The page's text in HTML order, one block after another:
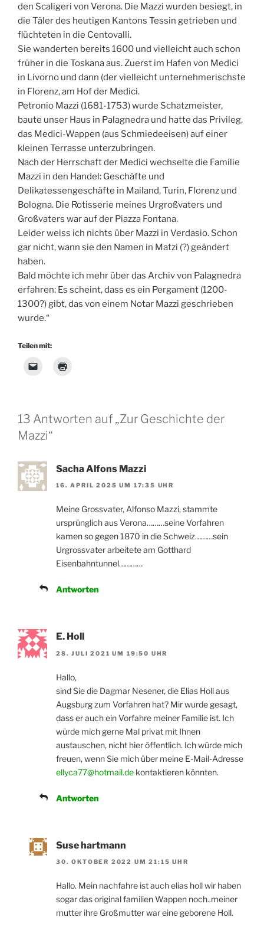
den Scaligeri von Verona. Die Mazzi wurden besiegt, in
die Täler des heutigen Kantons Tessin getrieben und
flüchteten in die Centovalli.
Sie wanderten bereits 1600 und vielleicht auch schon
früher in die Toskana aus. Zuerst im Hafen von Medici
in Livorno und dann (der vielleicht unternehmerischste
in Florenz, am Hof der Medici.
Petronio Mazzi (1681-1753) wurde Schatzmeister,
baute unser Haus in Palagnedra und hatte das Privileg,
das Medici-Wappen (aus Schmiedeeisen) auf einer
kleinen Terrasse unterzubringen.
Nach der Herrschaft der Medici wechselte die Familie
Mazzi in den Handel: Geschäfte und
Delikatessengeschäfte in Mailand, Turin, Florenz und
Bologna. Die Rotisserie meines Urgroßvaters und
Großvaters war auf der Piazza Fontana.
Leider weiss ich nichts über Mazzi in Verdasio. Schon
gar nicht, wann sie den Namen in Matzi (?) geändert
haben.
Bald möchte ich mehr über das Archiv von Palagnedra
erfahren: Es scheint, dass es ein Pergament (1200-
1300?) gibt, das von einem Notar Mazzi geschrieben
wurde.“
Teilen mit:
13 Antworten auf „Zur Geschichte der
Mazzi“
Sacha Alfons Mazzi
16. APRIL 2025 UM 17:35 UHR
Meine Grossvater, Alfonso Mazzi, stammte
ursprünglich aus Verona………seine Vorfahren
kamen so gegen 1870 in die Schweiz………sein
Urgrossvater arbeitete am Gotthard
Eisenbahntunnel…………
Antworten
E. Holl
28. JULI 2021 UM 19:50 UHR
Hallo,
sind Sie die Dagmar Nesener, die Elias Holl aus
Augsburg zum Vorfahren hat? Mir wurde gesagt,
dass er auch ein Vorfahre meiner Familie ist. Ich
würde mich gerne Mal privat mit Ihnen
austauschen, nicht hier öffentlich. Ich würde mich
freuen, wenn Sie mich über meine E-Mail-Adresse
ellyca77@hotmail.de kontaktieren könnten.
Antworten
Suse hartmann
30. OKTOBER 2022 UM 21:15 UHR
Hallo. Mein nachfahre ist auch elias holl wir haben
sogar das original familien Wappen noch..meiner
mutter ihre Großmutter war eine geborene Holl.